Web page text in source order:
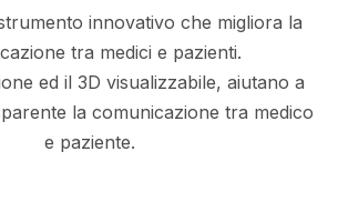
innovativo che migliora la
tra medici e pazienti.
ed il 3D visualizzabile, aiutano a
la comunicazione tra medico
e paziente.